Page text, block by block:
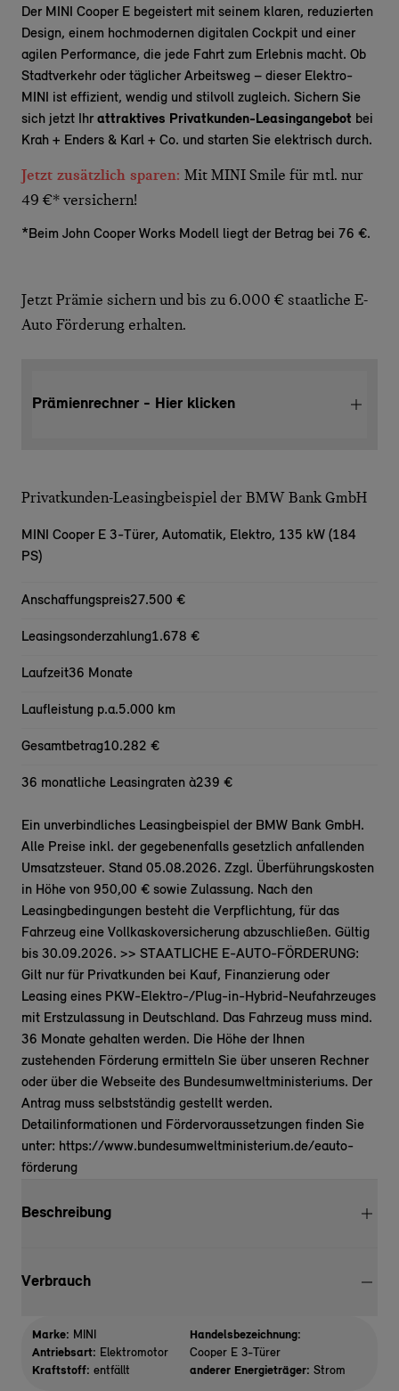
Der MINI Cooper E begeistert mit seinem klaren, reduzierten
Design, einem hochmodernen digitalen Cockpit und einer
agilen Performance, die jede Fahrt zum Erlebnis macht. Ob
Stadtverkehr oder täglicher Arbeitsweg – dieser Elektro-
MINI ist effizient, wendig und stilvoll zugleich. Sichern Sie
sich jetzt Ihr attraktives Privatkunden-Leasingangebot bei
Krah + Enders & Karl + Co. und starten Sie elektrisch durch.
Jetzt zusätzlich sparen: Mit MINI Smile für mtl. nur
49 €* versichern!
*Beim John Cooper Works Modell liegt der Betrag bei 76 €.
Jetzt Prämie sichern und bis zu 6.000 € staatliche E-
Auto Förderung erhalten.
Prämienrechner - Hier klicken
Privatkunden-Leasingbeispiel der BMW Bank GmbH
MINI Cooper E 3-Türer, Automatik, Elektro, 135 kW (184
PS)
Anschaffungspreis27.500 €
Leasingsonderzahlung1.678 €
Laufzeit36 Monate
Laufleistung p.a.5.000 km
Gesamtbetrag10.282 €
36 monatliche Leasingraten à239 €
Ein unverbindliches Leasingbeispiel der BMW Bank GmbH.
Alle Preise inkl. der gegebenenfalls gesetzlich anfallenden
Umsatzsteuer. Stand 05.08.2026. Zzgl. Überführungskosten
in Höhe von 950,00 € sowie Zulassung. Nach den
Leasingbedingungen besteht die Verpflichtung, für das
Fahrzeug eine Vollkaskoversicherung abzuschließen. Gültig
bis 30.09.2026. >> STAATLICHE E-AUTO-FÖRDERUNG:
Gilt nur für Privatkunden bei Kauf, Finanzierung oder
Leasing eines PKW-Elektro-/Plug-in-Hybrid-Neufahrzeuges
mit Erstzulassung in Deutschland. Das Fahrzeug muss mind.
36 Monate gehalten werden. Die Höhe der Ihnen
zustehenden Förderung ermitteln Sie über unseren Rechner
oder über die Webseite des Bundesumweltministeriums. Der
Antrag muss selbstständig gestellt werden.
Detailinformationen und Fördervoraussetzungen finden Sie
unter: https://www.bundesumweltministerium.de/eauto-
förderung
Beschreibung
Verbrauch
Marke: MINI
Antriebsart: Elektromotor
Kraftstoff: entfällt
Handelsbezeichnung:
Cooper E 3-Türer
anderer Energieträger: Strom